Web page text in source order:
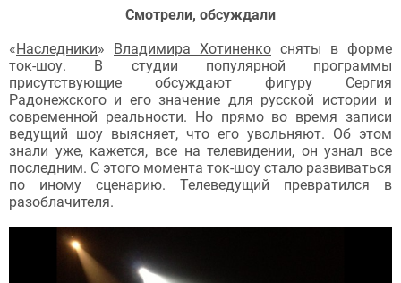
Смотрели, обсуждали
«Наследники» Владимира Хотиненко сняты в форме
ток-шоу. В студии популярной программы
присутствующие обсуждают фигуру Сергия
Радонежского и его значение для русской истории и
современной реальности. Но прямо во время записи
ведущий шоу выясняет, что его увольняют. Об этом
знали уже, кажется, все на телевидении, он узнал все
последним. С этого момента ток-шоу стало развиваться
по иному сценарию. Телеведущий превратился в
разоблачителя.